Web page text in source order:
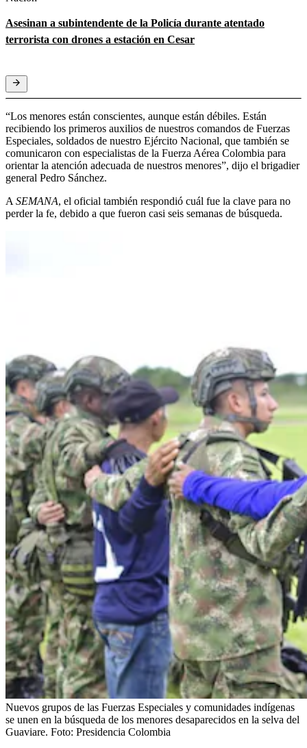
Asesinan a subintendente de la Policía durante atentado
terrorista con drones a estación en Cesar
“Los menores están conscientes, aunque están débiles. Están
recibiendo los primeros auxilios de nuestros comandos de Fuerzas
Especiales, soldados de nuestro Ejército Nacional, que también se
comunicaron con especialistas de la Fuerza Aérea Colombia para
orientar la atención adecuada de nuestros menores”, dijo el brigadier
general Pedro Sánchez.
A SEMANA, el oficial también respondió cuál fue la clave para no
perder la fe, debido a que fueron casi seis semanas de búsqueda.
Nuevos grupos de las Fuerzas Especiales y comunidades indígenas
se unen en la búsqueda de los menores desaparecidos en la selva del
Guaviare. Foto: Presidencia Colombia